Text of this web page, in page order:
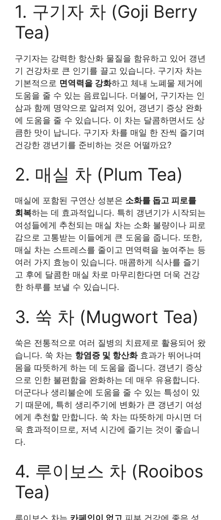
1. 구기자 차 (Goji Berry
Tea)
구기자는 강력한 항산화 물질을 함유하고 있어 갱년
기 건강차로 큰 인기를 끌고 있습니다. 구기자 차는
기본적으로 면역력을 강화하고 체내 노폐물 제거에
도움을 줄 수 있는 음료입니다. 더불어, 구기자는 인
삼과 함께 명약으로 알려져 있어, 갱년기 증상 완화
에 도움을 줄 수 있습니다. 이 차는 달콤하면서도 상
큼한 맛이 납니다. 구기자 차를 매일 한 잔씩 즐기며
건강한 갱년기를 준비하는 것은 어떨까요?
2. 매실 차 (Plum Tea)
매실에 포함된 구연산 성분은 소화를 돕고 피로를
회복하는 데 효과적입니다. 특히 갱년기가 시작되는
여성들에게 추천되는 매실 차는 소화 불량이나 피로
감으로 고통받는 이들에게 큰 도움을 줍니다. 또한,
매실 차는 스트레스를 줄이고 면역력을 높여주는 등
여러 가지 효능이 있습니다. 매콤하게 식사를 즐기
고 후에 달콤한 매실 차로 마무리한다면 더욱 건강
한 하루를 보낼 수 있습니다.
3. 쑥 차 (Mugwort Tea)
쑥은 전통적으로 여러 질병의 치료제로 활용되어 왔
습니다. 쑥 차는 항염증 및 항산화효과가 뛰어나며
몸을 따뜻하게 하는 데 도움을 줍니다. 갱년기 증상
으로 인한 불편함을 완화하는 데 매우 유용합니다.
더군다나 생리불순에 도움을 줄 수 있는 특성이 있
기 때문에, 특히 생리주기에 변화가 큰 갱년기 여성
에게 추천할 만합니다. 쑥 차는 따뜻하게 마시면 더
욱 효과적이므로, 저녁 시간에 즐기는 것이 좋습니
다.
4. 루이보스 차 (Rooibos
Tea)
루이보스 차는 카페인이 없고 피부 건강에 좋은 성